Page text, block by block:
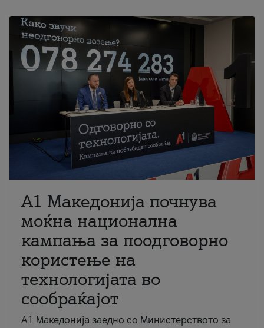
A1 Македонија почнува
моќна национална
кампања за поодговорно
користење на
технологијата во
сообраќајот
A1 Македонија заедно со Министерството за